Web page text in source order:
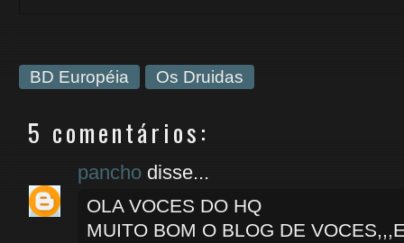
BD Européia Os Druidas
5 comentários:
pancho disse...
OLA VOCES DO HQ
MUITO BOM O BLOG DE